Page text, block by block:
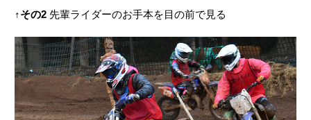
↑その2 先輩ライダーのお手本を目の前で見る